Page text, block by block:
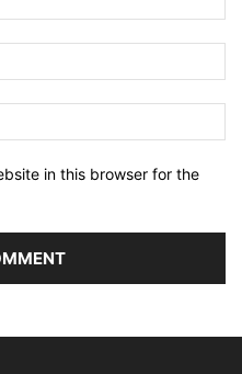
in this browser for the